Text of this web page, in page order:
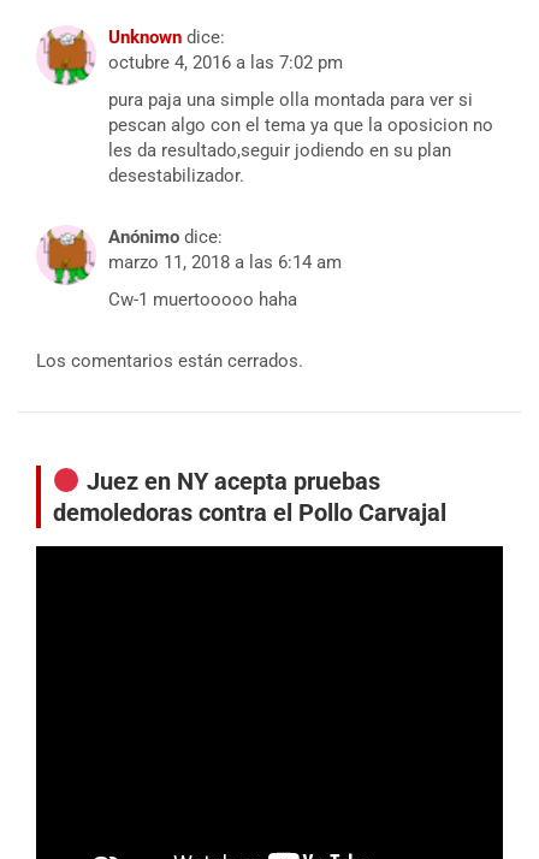
Unknown dice:
octubre 4, 2016 a las 7:02 pm
pura paja una simple olla montada para ver si
pescan algo con el tema ya que la oposicion no
les da resultado,seguir jodiendo en su plan
desestabilizador.
Anónimo dice:
marzo 11, 2018 a las 6:14 am
Cw-1 muertooooo haha
Los comentarios están cerrados.
Juez en NY acepta pruebas
demoledoras contra el Pollo Carvajal